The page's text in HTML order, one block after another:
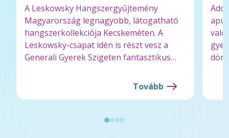
A Leskowsky Hangszergyűjtemény
Magyarország legnagyobb, látogatható
hangszerkollekciója Kecskeméten. A
Leskowsky-csapat idén is részt vesz a
Generali Gyerek Szigeten fantasztikus
Tovább